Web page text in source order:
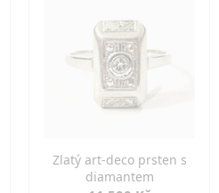
Zlatý art-deco prsten s
diamantem